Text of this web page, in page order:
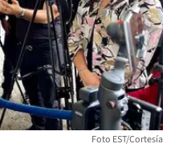
Foto EST/Cortesía